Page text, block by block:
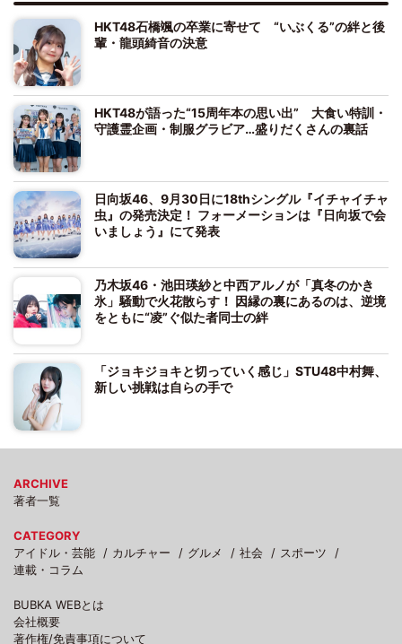
HKT48石橋颯の卒業に寄せて “いぶくる”の絆と後
輩・龍頭綺音の決意
HKT48が語った“15周年本の思い出” 大食い特訓・
守護霊企画・制服グラビア…盛りだくさんの裏話
日向坂46、9月30日に18thシングル『イチャイチャ
虫』の発売決定！ フォーメーションは『日向坂で会
いましょう』にて発表
乃木坂46・池田瑛紗と中西アルノが「真冬のかき
氷」騒動で火花散らす！ 因縁の裏にあるのは、逆境
をともに“凌”ぐ似た者同士の絆
「ジョキジョキと切っていく感じ」STU48中村舞、
新しい挑戦は自らの手で
ARCHIVE
著者一覧
CATEGORY
アイドル・芸能
カルチャー グルメ 社会
スポーツ
連載・コラム
BUBKA WEBとは
会社概要
著作権/免責事項について